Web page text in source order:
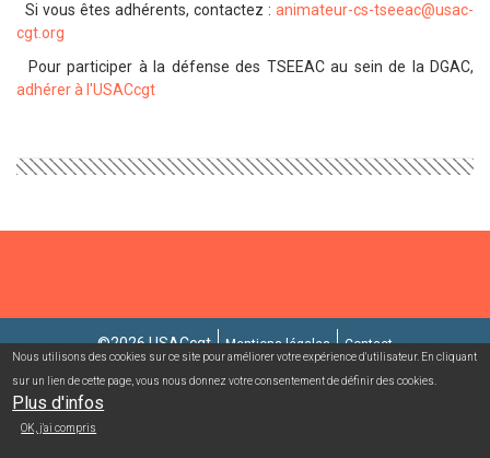
Si vous êtes adhérents, contactez : animateur-cs-tseeac@usac-
cgt.org
Pour participer à la défense des TSEEAC au sein de la DGAC,
adhérer à l'USACcgt
©2026 USACcgt Mentions légales Contact
Campagnes mailing/abonnement
Nous utilisons des cookies sur ce site pour améliorer votre expérience d'utilisateur. En cliquant
sur un lien de cette page, vous nous donnez votre consentement de définir des cookies.
Plus d'infos
OK, j'ai compris